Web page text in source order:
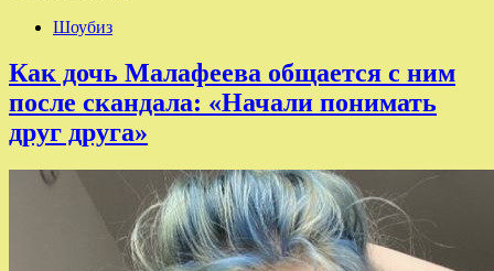
Шоубиз
Как дочь Малафеева общается с ним
после скандала: «Начали понимать
друг друга»